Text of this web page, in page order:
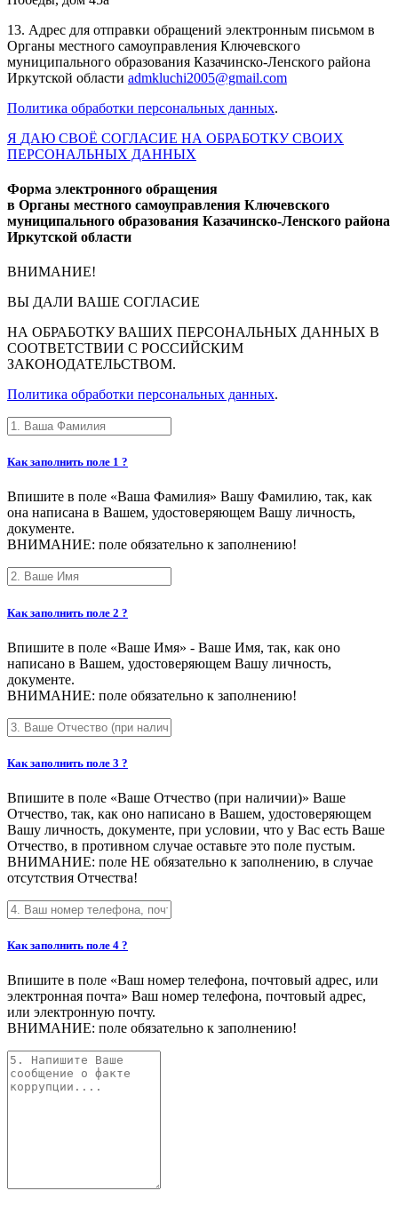
13. Адрес для отправки обращений электронным письмом в
Органы местного самоуправления Ключевского
муниципального образования Казачинско-Ленского района
Иркутской области admkluchi2005@gmail.com
Политика обработки персональных данных.
Я ДАЮ СВОЁ СОГЛАСИЕ НА ОБРАБОТКУ СВОИХ
ПЕРСОНАЛЬНЫХ ДАННЫХ
Форма электронного обращения
в Органы местного самоуправления Ключевского
муниципального образования Казачинско-Ленского района
Иркутской области
ВНИМАНИЕ!
ВЫ ДАЛИ ВАШЕ СОГЛАСИЕ
НА ОБРАБОТКУ ВАШИХ ПЕРСОНАЛЬНЫХ ДАННЫХ В
СООТВЕТСТВИИ С РОССИЙСКИМ
ЗАКОНОДАТЕЛЬСТВОМ.
Политика обработки персональных данных.
Как заполнить поле 1 ?
Впишите в поле «Ваша Фамилия» Вашу Фамилию, так, как
она написана в Вашем, удостоверяющем Вашу личность,
документе.
ВНИМАНИЕ: поле обязательно к заполнению!
Как заполнить поле 2 ?
Впишите в поле «Ваше Имя» - Ваше Имя, так, как оно
написано в Вашем, удостоверяющем Вашу личность,
документе.
ВНИМАНИЕ: поле обязательно к заполнению!
Как заполнить поле 3 ?
Впишите в поле «Ваше Отчество (при наличии)» Ваше
Отчество, так, как оно написано в Вашем, удостоверяющем
Вашу личность, документе, при условии, что у Вас есть Ваше
Отчество, в противном случае оставьте это поле пустым.
ВНИМАНИЕ: поле НЕ обязательно к заполнению, в случае
отсутствия Отчества!
Как заполнить поле 4 ?
Впишите в поле «Ваш номер телефона, почтовый адрес, или
электронная почта» Ваш номер телефона, почтовый адрес,
или электронную почту.
ВНИМАНИЕ: поле обязательно к заполнению!